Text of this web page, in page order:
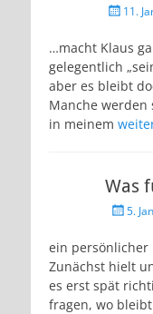
11.
…macht Klaus
gelegentlich
aber es bleibt
Manche werden
in meinem
Was
5.
ein persönlicher
Zunächst hielt
es erst spät
fragen, wo